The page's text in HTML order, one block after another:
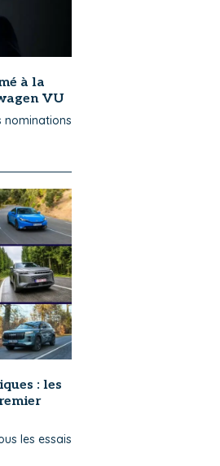
à la
VU
nominations
: les
les essais